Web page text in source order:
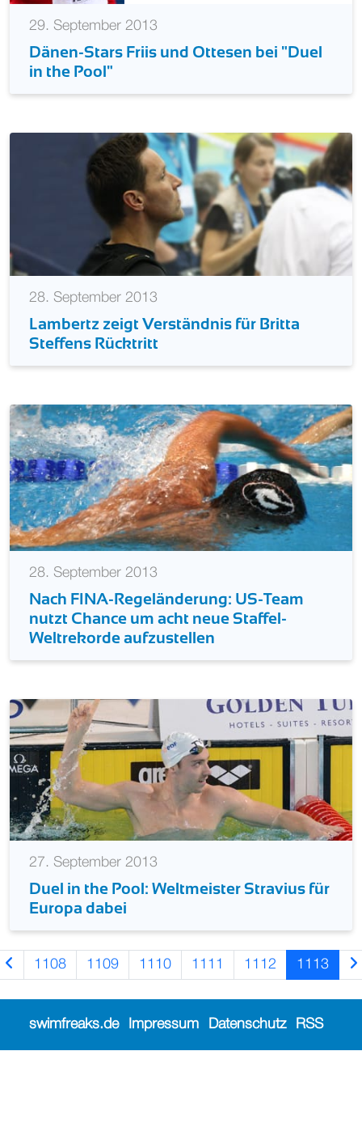
29. September 2013
Dänen-Stars Friis und Ottesen bei "Duel
in the Pool"
28. September 2013
Lambertz zeigt Verständnis für Britta
Steffens Rücktritt
28. September 2013
Nach FINA-Regeländerung: US-Team
nutzt Chance um acht neue Staffel-
Weltrekorde aufzustellen
27. September 2013
Duel in the Pool: Weltmeister Stravius für
Europa dabei
1108 1109 1110 1111 1112 1113
swimfreaks.de Impressum Datenschutz RSS